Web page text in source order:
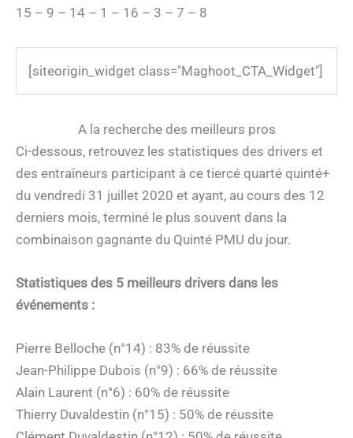
15 – 9 – 14 – 1 – 16 – 3 – 7 – 8
[siteorigin_widget class="Maghoot_CTA_Widget"]
A la recherche des meilleurs pros
Ci-dessous, retrouvez les statistiques des drivers et
des entraîneurs participant à ce tiercé quarté quinté+
du vendredi 31 juillet 2020 et ayant, au cours des 12
derniers mois, terminé le plus souvent dans la
combinaison gagnante du Quinté PMU du jour.
Statistiques des 5 meilleurs drivers dans les
événements :
Pierre Belloche (n°14) : 83% de réussite
Jean-Philippe Dubois (n°9) : 66% de réussite
Alain Laurent (n°6) : 60% de réussite
Thierry Duvaldestin (n°15) : 50% de réussite